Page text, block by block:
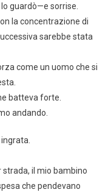
guardò—e sorrise.
la concentrazione di
sarebbe stata
come un uomo che si
batteva forte.
andando.
il mio bambino
che pendevano